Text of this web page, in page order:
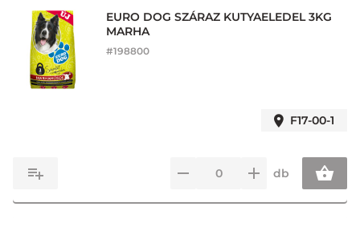
EURO DOG SZÁRAZ KUTYAELEDEL 3KG
MARHA
#198800
F17-00-1
db